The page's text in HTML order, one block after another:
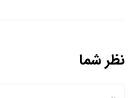
نظر شما